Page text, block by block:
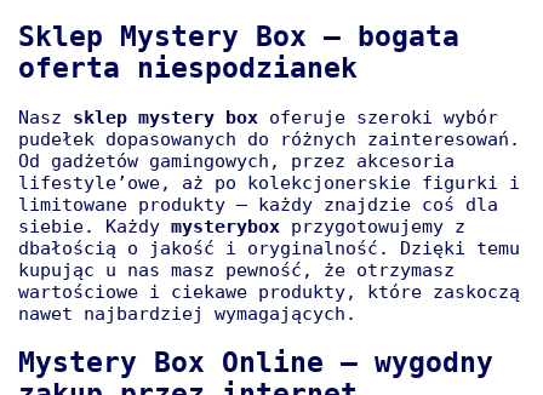
Sklep Mystery Box – bogata
oferta niespodzianek
Nasz sklep mystery box oferuje szeroki wybór
pudełek dopasowanych do różnych zainteresowań.
Od gadżetów gamingowych, przez akcesoria
lifestyle’owe, aż po kolekcjonerskie figurki i
limitowane produkty – każdy znajdzie coś dla
siebie. Każdy mysterybox przygotowujemy z
dbałością o jakość i oryginalność. Dzięki temu
kupując u nas masz pewność, że otrzymasz
wartościowe i ciekawe produkty, które zaskoczą
nawet najbardziej wymagających.
Mystery Box Online – wygodny